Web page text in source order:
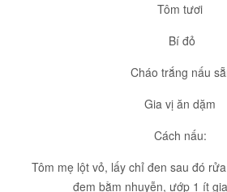
Tôm tươi
Bí đỏ
Cháo trắng nấu
Gia vị ăn dặm
Cách nấu:
Tôm mẹ lột vỏ, lấy chỉ đen sau đó
đem bằm nhuyễn, ướp 1 ít